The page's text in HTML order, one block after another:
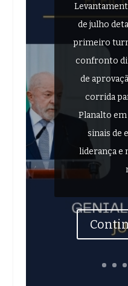
de julho
primeiro
confronto
de
corrida
Planalto
sinais de
liderança e